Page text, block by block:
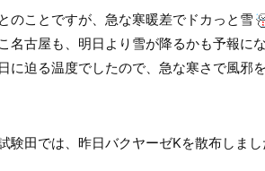
のことですが、急な寒暖差でドカっと雪
名古屋も、明日より雪が降るかも予報に
に迫る温度でしたので、急な寒さで風邪
験田では、昨日バクヤーゼKを散布しまし